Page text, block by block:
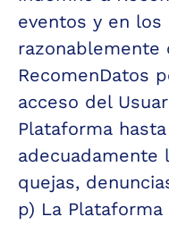
eventos y en los
razonablemente
RecomenDatos
acceso del
Plataforma
adecuadamente
quejas,
p) La